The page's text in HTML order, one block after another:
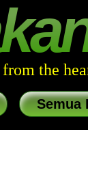
the
Semua